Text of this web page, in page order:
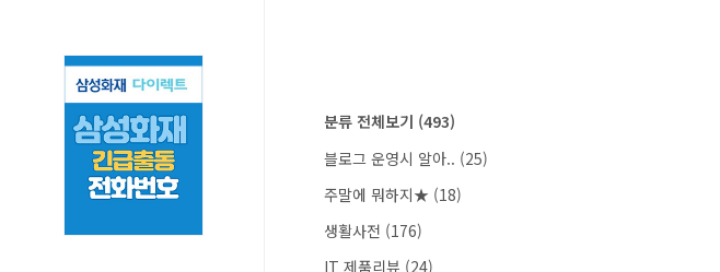
분류 전체보기 (493)
블로그 운영시 알아.. (25)
주말에 뭐하지★ (18)
생활사전 (176)
IT 제품리뷰 (24)